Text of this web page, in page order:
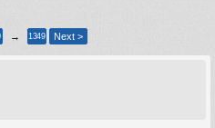
→ 1349 Next >